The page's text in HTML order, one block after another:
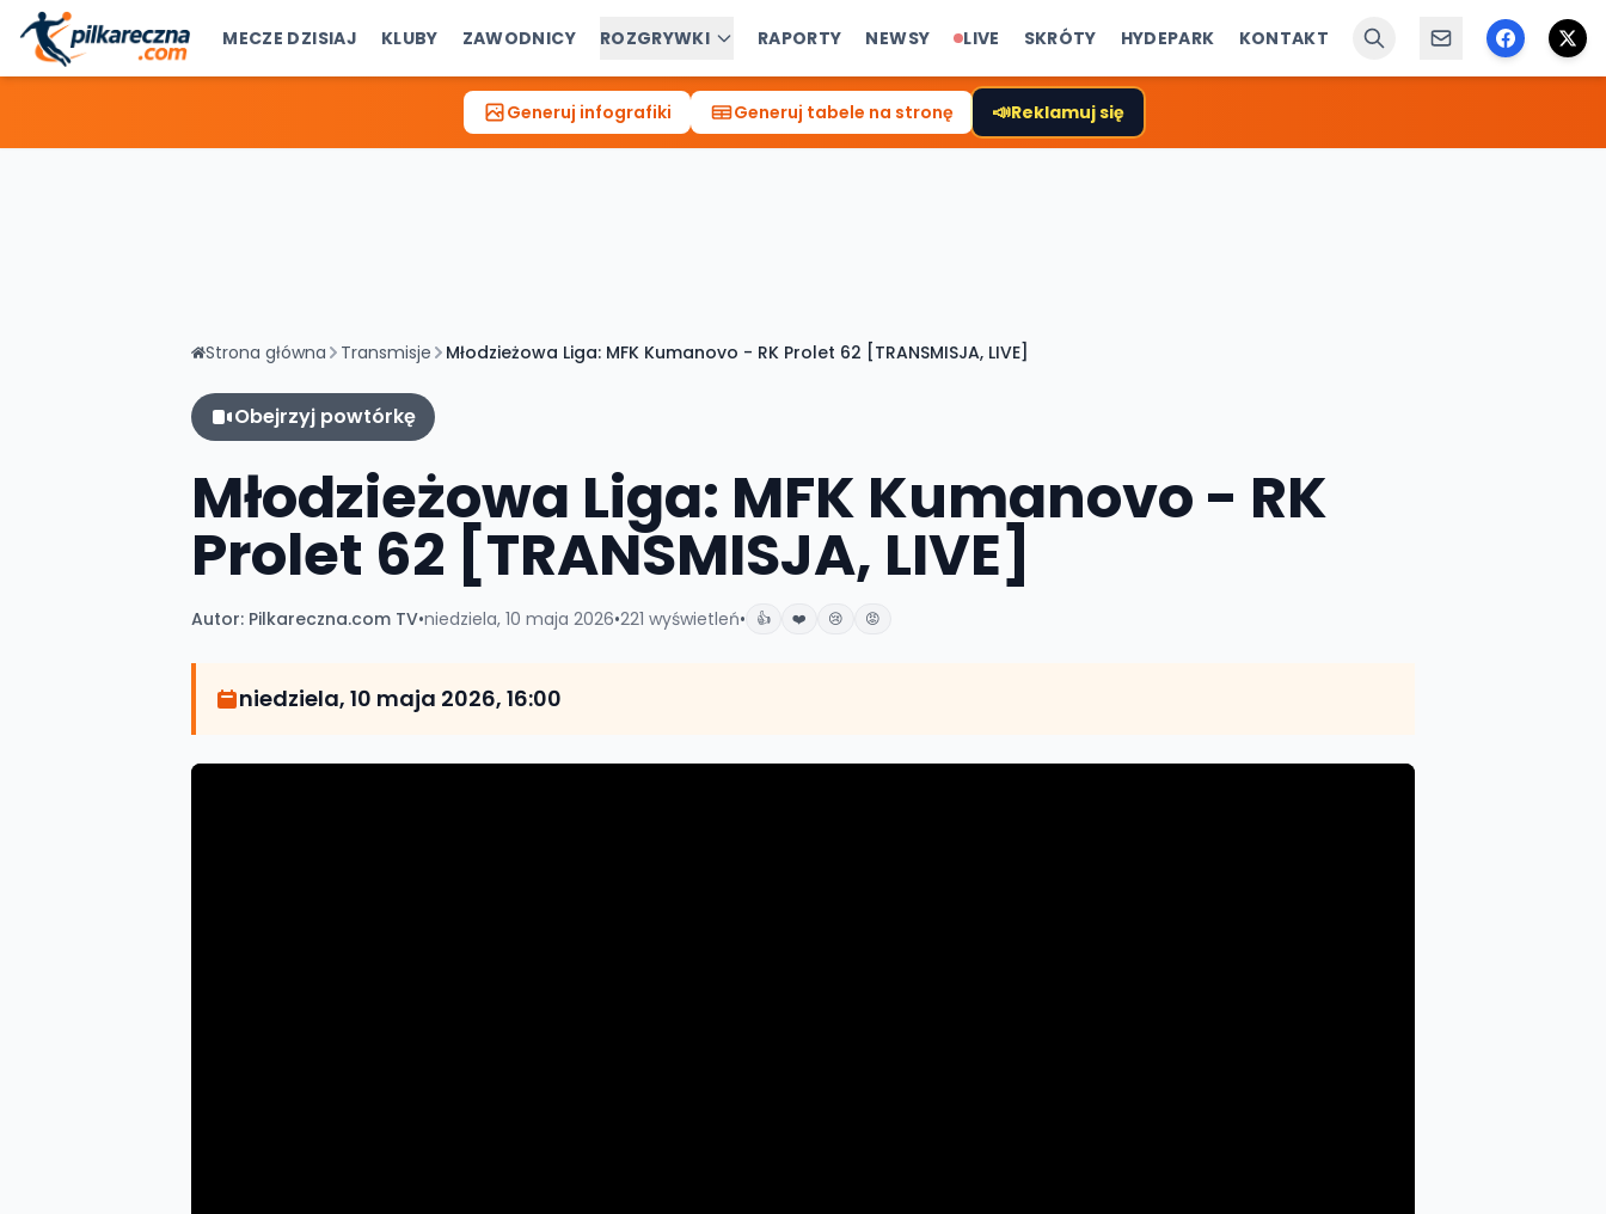
MECZE DZISIAJ KLUBY ZAWODNICY ROZGRYWKI RAPORTY NEWSY LIVE SKRÓTY HYDEPARK KONTAKT
Generuj infografiki Generuj tabele na stronę 📣Reklamuj się
Strona główna Transmisje Młodzieżowa Liga: MFK Kumanovo - RK Prolet 62 [TRANSMISJA, LIVE]
Obejrzyj powtórkę
Młodzieżowa Liga: MFK Kumanovo - RK
Prolet 62 [TRANSMISJA, LIVE]
Autor: Pilkareczna.com TV•niedziela, 10 maja 2026•221 wyświetleń• 👍 ❤️ 😢 😡
niedziela, 10 maja 2026, 16:00